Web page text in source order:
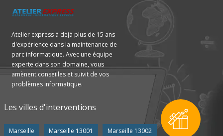
Atelier express à dejà plus de 15 ans
d'expérience dans la maintenance de
parc informatique. Avec une équipe
experte dans son domaine, vous
amènent conseilles et suivit de vos
problèmes informatique.
Les villes d'interventions
Marseille Marseille 13001 Marseille 13002